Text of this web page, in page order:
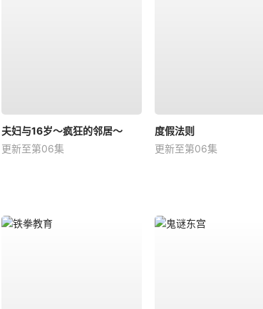
夫妇与16岁～疯狂的邻居～
更新至第06集
度假法则
更新至第06集